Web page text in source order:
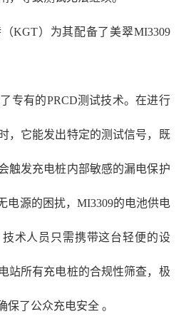
KGT）为其配备了美翠MI3309
专有的PRCD测试技术。在进行
，它能发出特定的测试信号，既
触发充电桩内部敏感的漏电保护
电源的困扰，MI3309的电池供电
术人员只需携带这台轻便的设
站所有充电桩的合规性筛查，极
保了公众充电安全 。